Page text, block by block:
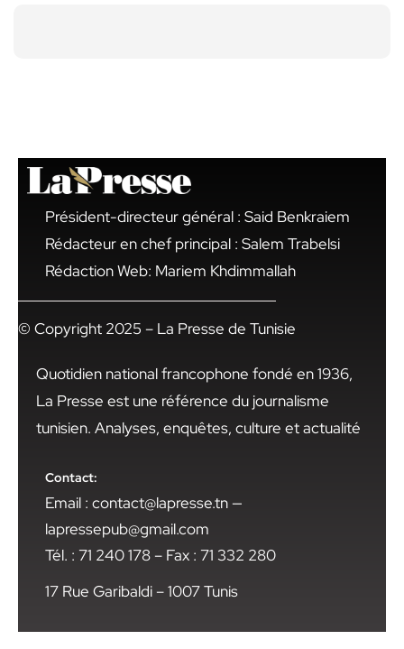
Président-directeur général : Said Benkraiem
Rédacteur en chef principal : Salem Trabelsi
Rédaction Web: Mariem Khdimmallah
© Copyright 2025 – La Presse de Tunisie
Quotidien national francophone fondé en 1936,
La Presse est une référence du journalisme
tunisien. Analyses, enquêtes, culture et actualité
Contact:
Email : contact@lapresse.tn —
lapressepub@gmail.com
Tél. : 71 240 178 – Fax : 71 332 280
17 Rue Garibaldi – 1007 Tunis